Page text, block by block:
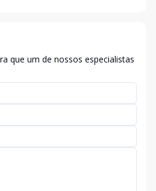
que um de nossos especialistas